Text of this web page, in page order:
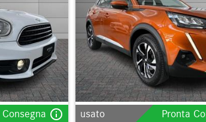
info_outline usato Pronta